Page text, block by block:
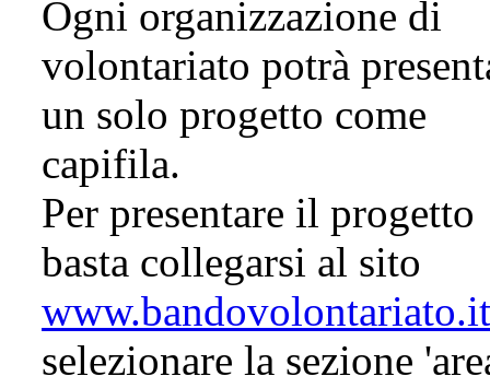
Ogni organizzazione di
volontariato potrà
un solo progetto come
capifila.
Per presentare il progetto
basta collegarsi al sito
www.bandovolontariato.it
selezionare la sezione